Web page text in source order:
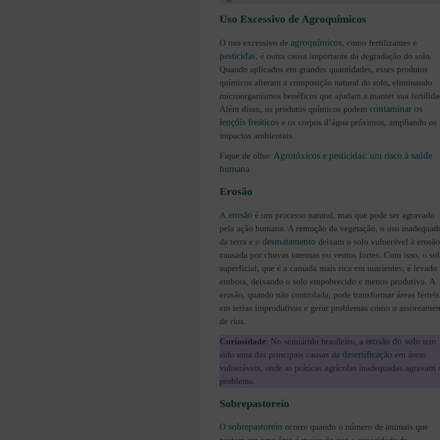
Uso Excessivo de Agroquímicos
O uso excessivo de agroquímicos, como fertilizantes e
pesticidas, é outra causa importante da degradação do solo.
Quando aplicados em grandes quantidades, esses produtos
químicos alteram a composição natural do solo, eliminando
microorganismos benéficos que ajudam a manter sua
Além disso, os produtos químicos podem contaminar os
lençóis freáticos e os corpos d’água próximos, ampliando os
impactos ambientais.
Fique de olho: Agrotóxicos e pesticidas: um risco à saúde
humana
Erosão
A erosão é um processo natural, mas que pode ser agravado
pela ação humana. A remoção da vegetação, o uso
da terra e o desmatamento deixam o solo vulnerável à erosão
causada por chuvas intensas ou ventos fortes. Com isso, o
superficial, que é a camada mais rica em nutrientes, é levado
embora, deixando o solo empobrecido e menos produtivo. A
erosão, quando não controlada, pode transformar áreas férteis
em terras improdutivas e gerar problemas como o
de rios.
Curiosidade: No semiárido brasileiro, a erosão do solo tem
sido uma das principais causas da desertificação em áreas
vulneráveis, onde as práticas agrícolas inadequadas agravam
problema.
Sobrepastoreio
O sobrepastoreio ocorre quando o número de animais que